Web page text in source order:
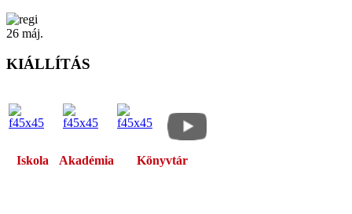
26 máj.
KIÁLLÍTÁS
Iskola Akadémia Könyvtár